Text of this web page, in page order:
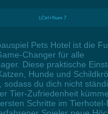
LCtrl+Num 7
Pets Hotel ist die
Changer für alle
Diese praktische
Hunde und
sodass du dich nicht
Tier-Zufriedenheit
Schritte im Tierhotel-